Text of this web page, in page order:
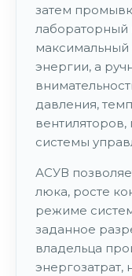
затем
лабораторный
максимальный
энергии, а
давления,
системы
АСУВ
люка, росте
режиме
заданное
владельца
энергозатрат,